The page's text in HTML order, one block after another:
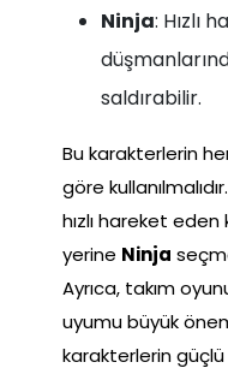
Ninja: Hızlı
saldırabilir.
Bu karakterlerin
göre
hızlı hareket
yerine Ninja
Ayrıca, takım
uyumu büyük
karakterlerin